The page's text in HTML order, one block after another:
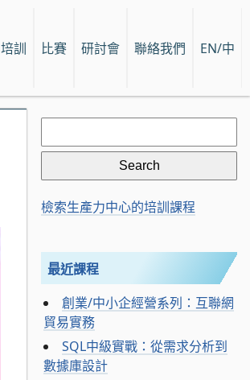
培訓 比賽 研討會 聯絡我們 EN/中
Search
for:
檢索生產力中心的培訓課程
最近課程
創業/中小企經營系列：互聯網
貿易實務
SQL中級實戰：從需求分析到
數據庫設計